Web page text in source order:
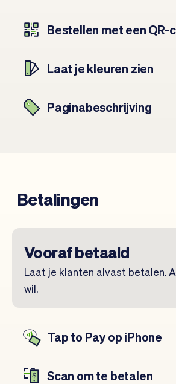
Bestellen met een QR-
Laat je kleuren zien
Paginabeschrijving
Betalingen
Vooraf betaald
Laat je klanten alvast betalen.
wil.
Tap to Pay op iPhone
Scan om te betalen